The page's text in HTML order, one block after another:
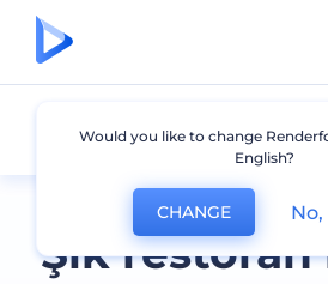
Şık restoran
Restoran
Would you like to change
English?
CHANGE